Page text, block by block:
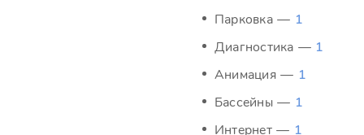
Парковка — 1
Диагностика — 1
Анимация — 1
Бассейны — 1
Интернет — 1